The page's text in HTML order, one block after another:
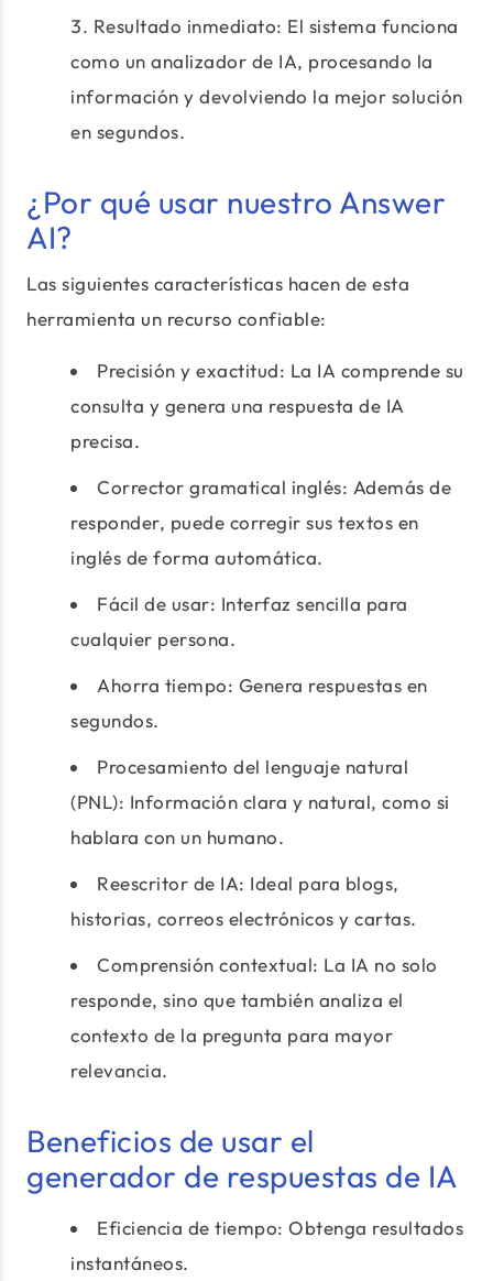
Resultado inmediato: El sistema funciona
como un analizador de IA, procesando la
información y devolviendo la mejor solución
en segundos.
¿Por qué usar nuestro Answer
AI?
Las siguientes características hacen de esta
herramienta un recurso confiable:
Precisión y exactitud: La IA comprende su
consulta y genera una respuesta de IA
precisa.
Corrector gramatical inglés: Además de
responder, puede corregir sus textos en
inglés de forma automática.
Fácil de usar: Interfaz sencilla para
cualquier persona.
Ahorra tiempo: Genera respuestas en
segundos.
Procesamiento del lenguaje natural
(PNL): Información clara y natural, como si
hablara con un humano.
Reescritor de IA: Ideal para blogs,
historias, correos electrónicos y cartas.
Comprensión contextual: La IA no solo
responde, sino que también analiza el
contexto de la pregunta para mayor
relevancia.
Beneficios de usar el
generador de respuestas de IA
Eficiencia de tiempo: Obtenga resultados
instantáneos.